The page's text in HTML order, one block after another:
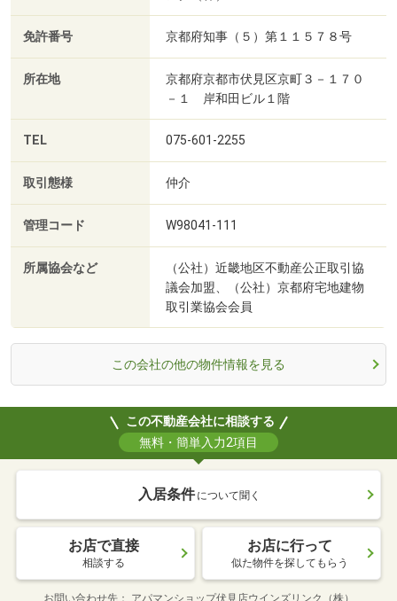
免許番号 京都府知事（５）第１１５７８号
所在地
京都府京都市伏見区京町３－１７０
－１ 岸和田ビル１階
TEL 075-601-2255
取引態様 仲介
管理コード W98041-111
所属協会など
（公社）近畿地区不動産公正取引協
議会加盟、（公社）京都府宅地建物
取引業協会会員
この会社の他の物件情報を見る
この不動産会社に相談する
無料・簡単入力2項目
入居条件 について聞く
お店で直接
相談する
お店に行って
似た物件を探してもらう